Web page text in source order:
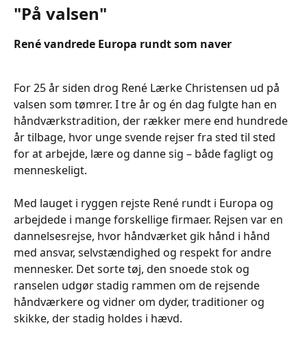
"På valsen"
René vandrede Europa rundt som naver
For 25 år siden drog René Lærke Christensen ud på
valsen som tømrer. I tre år og én dag fulgte han en
håndværkstradition, der rækker mere end hundrede
år tilbage, hvor unge svende rejser fra sted til sted
for at arbejde, lære og danne sig – både fagligt og
menneskeligt.
Med lauget i ryggen rejste René rundt i Europa og
arbejdede i mange forskellige firmaer. Rejsen var en
dannelsesrejse, hvor håndværket gik hånd i hånd
med ansvar, selvstændighed og respekt for andre
mennesker. Det sorte tøj, den snoede stok og
ranselen udgør stadig rammen om de rejsende
håndværkere og vidner om dyder, traditioner og
skikke, der stadig holdes i hævd.